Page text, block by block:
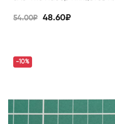
54.00₽ 48.60₽
-10%